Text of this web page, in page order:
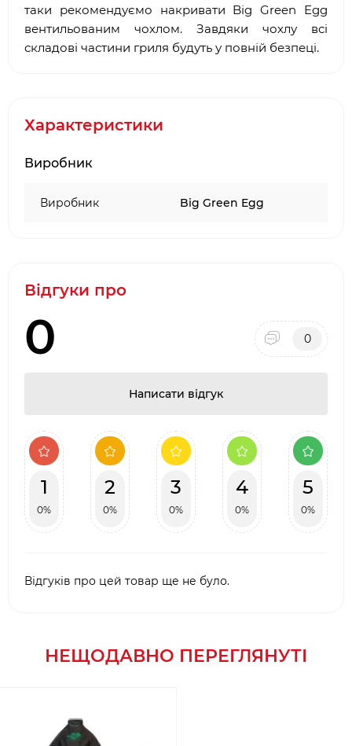
таки рекомендуємо накривати Big Green Egg
вентильованим чохлом. Завдяки чохлу всі
складові частини гриля будуть у повній безпеці.
Характеристики
Виробник
Виробник Big Green Egg
Відгуки про
0 0
Написати відгук
1
0%
2
0%
3
0%
4
0%
5
0%
Відгуків про цей товар ще не було.
НЕЩОДАВНО ПЕРЕГЛЯНУТІ